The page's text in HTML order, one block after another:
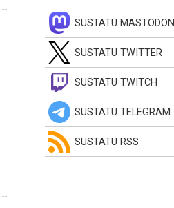
SUSTATU MASTODON
SUSTATU TWITTER
SUSTATU TWITCH
SUSTATU TELEGRAM
SUSTATU RSS